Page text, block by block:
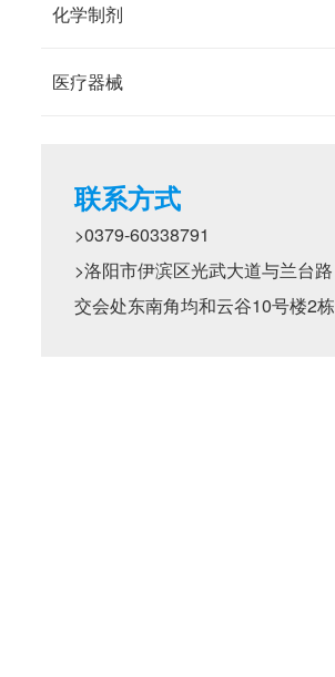
化学制剂
医疗器械
联系方式
>0379-60338791
>洛阳市伊滨区光武大道与兰台路
交会处东南角均和云谷10号楼2栋